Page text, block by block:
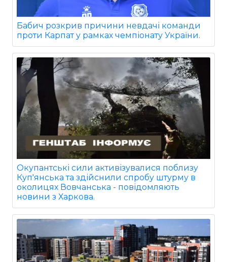
Бабич розкрив причини невдачі команди
проти Карпат у рамках чемпіонату України.
Окупантські сили активізувалися поблизу
Куп'янська та здійснили спробу штурму в
околицях Вовчанська - повідомляють
новини з Харкова.